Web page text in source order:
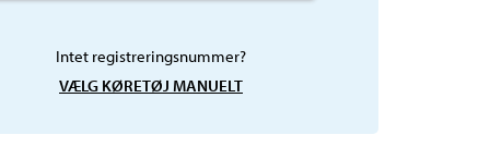
Intet registreringsnummer?
VÆLG KØRETØJ MANUELT